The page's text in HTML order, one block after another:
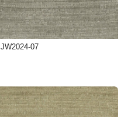
JW2024-07